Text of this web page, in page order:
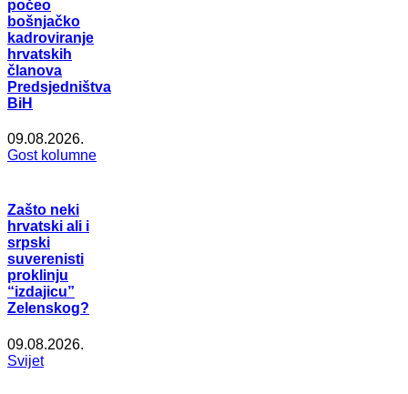
počeo
bošnjačko
kadroviranje
hrvatskih
članova
Predsjedništva
BiH
09.08.2026.
Gost kolumne
Zašto neki
hrvatski ali i
srpski
suverenisti
proklinju
“izdajicu”
Zelenskog?
09.08.2026.
Svijet